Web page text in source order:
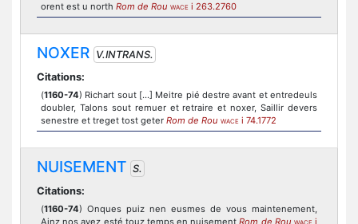
orent est u north Rom de Rou WACE i 263.2760
NOXER V.INTRANS.
Citations:
(1160-74) Richart sout [...] Meitre pié destre avant et entredeuls
doubler, Talons sout remuer et retraire et noxer, Saillir devers
senestre et treget tost geter Rom de Rou WACE i 74.1772
NUISEMENT S.
Citations:
(1160-74) Onques puiz nen eusmes de vous maintenement,
Ainz nos avez esté touz temps en nuisementRom de Rou WACE i